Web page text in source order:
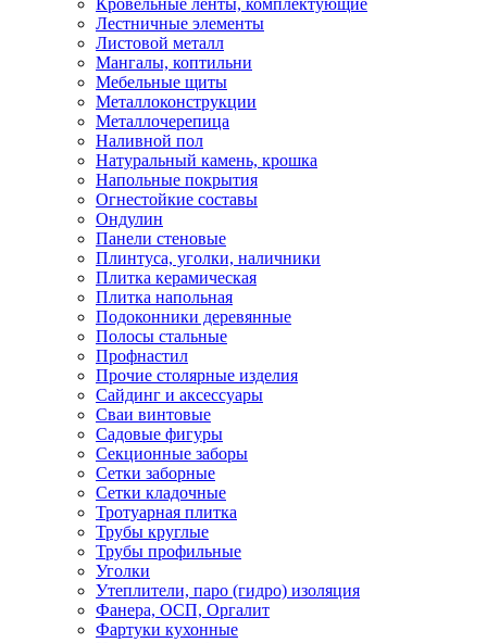
Лестничные элементы
Листовой металл
Мангалы, коптильни
Мебельные щиты
Металлоконструкции
Металлочерепица
Наливной пол
Натуральный камень, крошка
Напольные покрытия
Огнестойкие составы
Ондулин
Панели стеновые
Плинтуса, уголки, наличники
Плитка керамическая
Плитка напольная
Подоконники деревянные
Полосы стальные
Профнастил
Прочие столярные изделия
Сайдинг и аксессуары
Сваи винтовые
Садовые фигуры
Секционные заборы
Сетки заборные
Сетки кладочные
Тротуарная плитка
Трубы круглые
Трубы профильные
Уголки
Утеплители, паро (гидро) изоляция
Фанера, ОСП, Оргалит
Фартуки кухонные